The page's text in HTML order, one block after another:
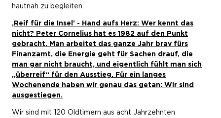
hautnah zu begleiten.
,Reif für die Insel' - Hand aufs Herz: Wer kennt das
nicht? Peter Cornelius hat es 1982 auf den Punkt
gebracht. Man arbeitet das ganze Jahr brav fürs
Finanzamt, die Energie geht für Sachen drauf, die
man gar nicht braucht, und eigentlich fühlt man sich
„überreif“ für den Ausstieg. Für ein langes
Wochenende haben wir genau das getan: Wir sind
ausgestiegen.
Wir sind mit 120 Oldtimern aus acht Jahrzehnten